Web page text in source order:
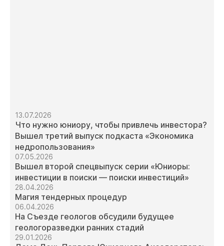
13.07.2026
Что нужно юниору, чтобы привлечь инвестора?
Вышел третий выпуск подкаста «Экономика
недропользования»
07.05.2026
Вышел второй спецвыпуск серии «Юниоры:
инвестиции в поиски — поиски инвестиций»
28.04.2026
Магия тендерных процедур
06.04.2026
На Съезде геологов обсудили будущее
геологоразведки ранних стадий
29.01.2026